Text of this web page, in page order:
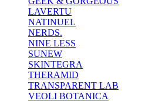
LAVERTU
NATINUEL
NERDS.
NINE LESS
SUNEW
SKINTEGRA
THERAMID
TRANSPARENT LAB
VEOLI BOTANICA